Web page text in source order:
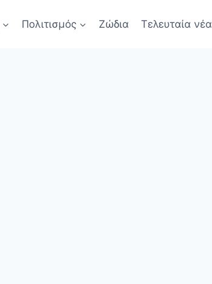
Πολιτισμός Ζώδια Τελευταία νέα